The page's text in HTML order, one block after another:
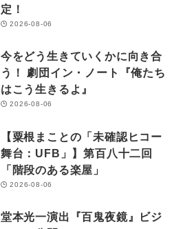
定！
2026-08-06
今をどう生きていくかに向き合
う！ 劇団イン・ノート『俺たち
はこう生きるよ』
2026-08-06
【粟根まことの「未確認ヒコー
舞台：UFB」】第百八十二回
「階段のある楽屋」
2026-08-06
堂本光一演出『百鬼夜鏡』ビジ